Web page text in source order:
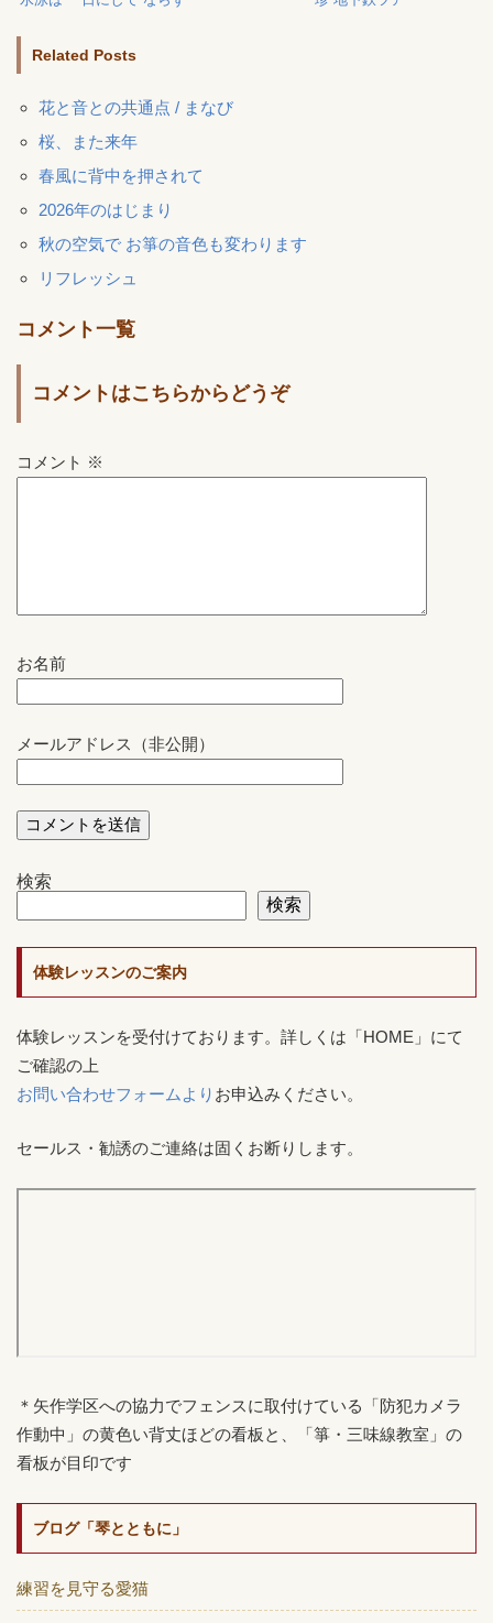
Related Posts
花と音との共通点 / まなび
桜、また来年
春風に背中を押されて
2026年のはじまり
秋の空気で お箏の音色も変わります
リフレッシュ
コメント一覧
コメントはこちらからどうぞ
コメント ※
お名前
メールアドレス（非公開）
検索
検索
体験レッスンのご案内
体験レッスンを受付けております。詳しくは「HOME」にて
ご確認の上
お問い合わせフォームより お申込みください。
セールス・勧誘のご連絡は固くお断りします。
＊矢作学区への協力でフェンスに取付けている「防犯カメラ
作動中」の黄色い背丈ほどの看板と、「箏・三味線教室」の
看板が目印です
ブログ「琴とともに」
練習を見守る愛猫